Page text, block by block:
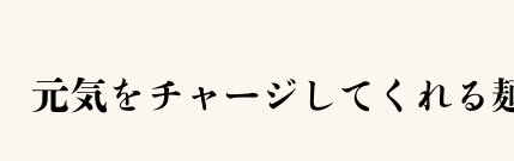
元気をチャージしてくれる